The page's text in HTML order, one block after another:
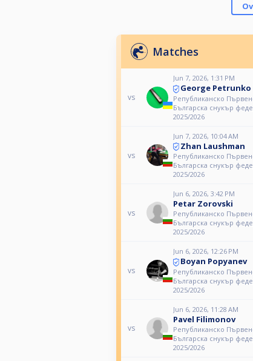
Matches
vs
Jun 7, 2026, 1:31 PM
George Petrunko
Републиканско
Българска снукър
2025/2026
vs
Jun 7, 2026, 10:04 AM
Zhan Laushman
Републиканско
Българска снукър
2025/2026
vs
Jun 6, 2026, 3:42 PM
Petar Zorovski
Републиканско
Българска снукър
2025/2026
vs
Jun 6, 2026, 12:26 PM
Boyan Popyanev
Републиканско
Българска снукър
2025/2026
vs
Jun 6, 2026, 11:28 AM
Pavel Filimonov
Републиканско
Българска снукър
2025/2026